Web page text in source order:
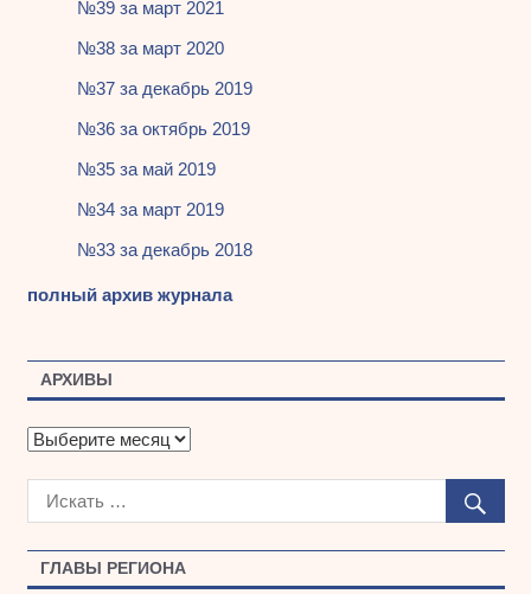
ГЛАВЫ РЕГИОНА
№39 за март 2021
№38 за март 2020
№37 за декабрь 2019
№36 за октябрь 2019
№35 за май 2019
№34 за март 2019
№33 за декабрь 2018
полный архив журнала
АРХИВЫ
А
х
ы